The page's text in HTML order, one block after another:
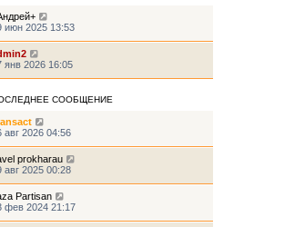
июн 2025 13:53
янв 2026 16:05
СООБЩЕНИЕ
авг 2026 04:56
prokharau
авг 2025 00:28
Partisan
фев 2024 21:17